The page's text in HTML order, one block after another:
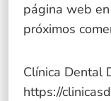
página web
próximos
Clínica Dental
https://